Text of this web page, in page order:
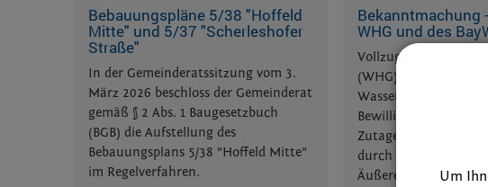
Bebauungspläne 5/38 "Hoffeld
Mitte" und 5/37 "Scherleshofer
Straße"
In der Gemeinderatssitzung vom 3.
März 2026 beschloss der Gemeinderat
gemäß § 2 Abs. 1 Baugesetzbuch
(BGB) die Aufstellung des
Bebauungsplans 5/38 "Hoffeld Mitte"
im Regelverfahren.
Bekanntmachung
WHG und des
Vollzug des
(WHG) und des
Wassergesetzes
Bewilligungsverfahren
Zutagefördern von
durch die Erlanger
Äußere BruckerUm